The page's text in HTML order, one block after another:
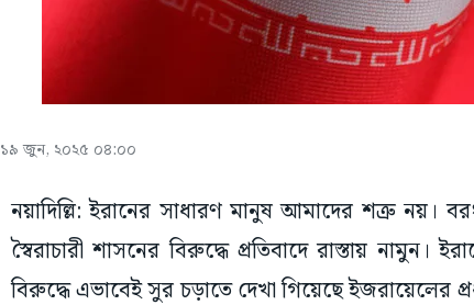
১৯ জুন, ২০২৫ ০৪:০০
নয়াদিল্লি: ইরানের সাধারণ মানুষ আমাদের শত্রু নয়।
স্বৈরাচারী শাসনের বিরুদ্ধে প্রতিবাদে রাস্তায় নামুন।
বিরুদ্ধে এভাবেই সুর চড়াতে দেখা গিয়েছে ইজরায়েলের